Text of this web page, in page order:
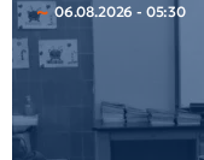
06.08.2026 - 05:30